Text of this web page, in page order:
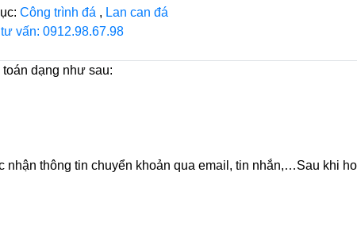
Công trình đá , Lan can đá
vấn: 0912.98.67.98
dạng như sau:
thông tin chuyển khoản qua email, tin nhắn,…Sau khi